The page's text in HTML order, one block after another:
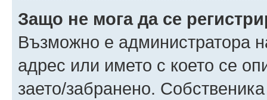
Защо не мога да се
Възможно е администратора
адрес или името с което се
заето/забранено.